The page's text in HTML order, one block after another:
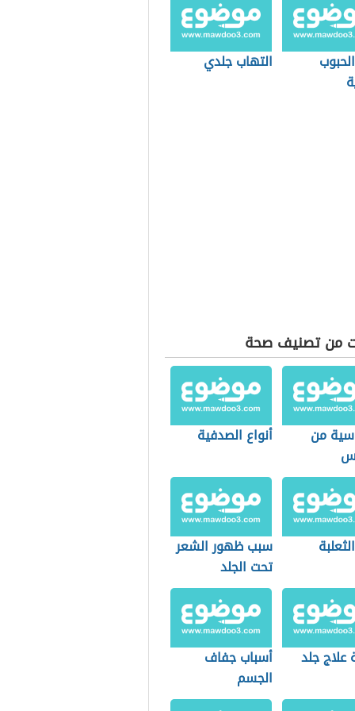
التهاب جلدي
من تصنيف صحة
من
أنواع الصدفية
سبب ظهور الشعر
تحت الجلد
علاج جلد
أسباب جفاف
الجسم